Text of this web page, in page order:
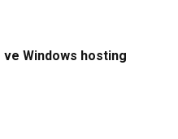
ve Windows hosting